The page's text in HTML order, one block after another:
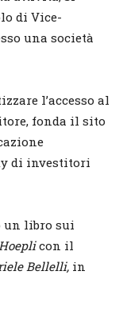
di Vice-
una società
l’accesso al
fonda il sito
di investitori
un libro sui
Hoeplicon il
Bellelli, in